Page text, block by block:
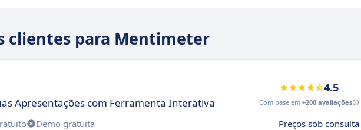
clientes para Mentimeter
Apresentações com Ferramenta Interativa
4.5
Com base em +200 avaliações
Demo gratuita Preços sob consulta